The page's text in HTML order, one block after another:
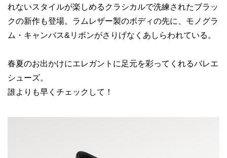
れないスタイルが楽しめるクラシカルで洗練されたブラッ
クの新作も登場。ラムレザー製のボディの先に、モノグラ
ム・キャンバス&リボンがさりげなくあしらわれている。
春夏のお出かけにエレガントに足元を彩ってくれるバレエ
シューズ。
誰よりも早くチェックして！